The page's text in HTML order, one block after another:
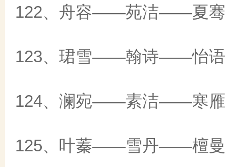
122、舟容——苑洁——夏骞
123、珺雪——翰诗——怡语
124、澜宛——素洁——寒雁
125、叶蓁——雪丹——檀曼